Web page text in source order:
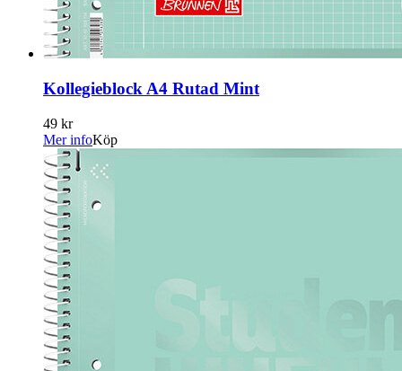
Kollegieblock A4 Rutad Mint
49 kr
Mer infoKöp